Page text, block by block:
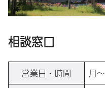
相談窓口
営業日・時間
月